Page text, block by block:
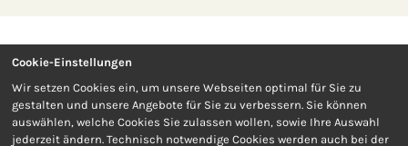
Kontakt
Impressum Datenschutz
Cookie-Einstellungen
Wir setzen Cookies ein, um unsere Webseiten optimal für Sie zu
gestalten und unsere Angebote für Sie zu verbessern. Sie können
auswählen, welche Cookies Sie zulassen wollen, sowie Ihre Auswahl
jederzeit ändern. Technisch notwendige Cookies werden auch bei der